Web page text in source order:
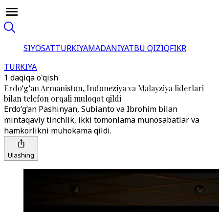
SIYOSATTURKIYAMADANIYATBU QIZIQFIKR
TURKIYA
1 daqiqa o'qish
Erdo‘g‘an Armaniston, Indoneziya va Malayziya liderlari
bilan telefon orqali muloqot qildi
Erdo‘g‘an Pashinyan, Subianto va Ibrohim bilan
mintaqaviy tinchlik, ikki tomonlama munosabatlar va
hamkorlikni muhokama qildi.
Ulashing